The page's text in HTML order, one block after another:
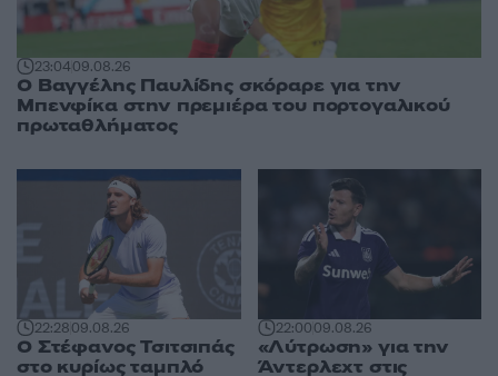
23:0409.08.26
Ο Βαγγέλης Παυλίδης σκόραρε για την
Μπενφίκα στην πρεμιέρα του πορτογαλικού
πρωταθλήματος
22:2809.08.26
Ο Στέφανος Τσιτσιπάς
στο κυρίως ταμπλό
22:0009.08.26
«Λύτρωση» για την
Άντερλεχτ στις